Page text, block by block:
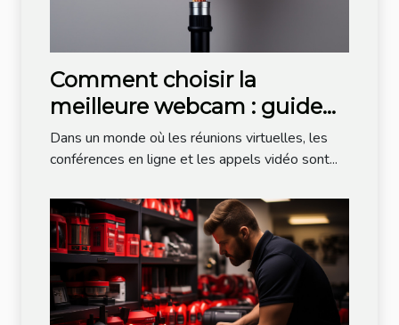
Comment choisir la
meilleure webcam : guide
des fibres et câbles
Dans un monde où les réunions virtuelles, les
conférences en ligne et les appels vidéo sont...